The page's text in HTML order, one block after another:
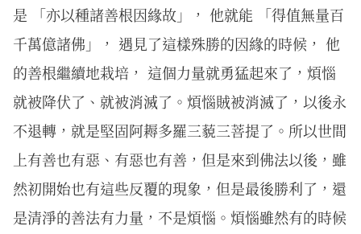
是 「亦以種諸善根因緣故」， 他就能 「得值無量百
千萬億諸佛」， 遇見了這樣殊勝的因緣的時候， 他
的善根繼續地栽培， 這個力量就勇猛起來了，煩惱
就被降伏了、就被消滅了。煩惱賊被消滅了，以後永
不退轉，就是堅固阿耨多羅三藐三菩提了。所以世間
上有善也有惡、有惡也有善，但是來到佛法以後，雖
然初開始也有這些反覆的現象，但是最後勝利了，還
是清淨的善法有力量，不是煩惱。煩惱雖然有的時候